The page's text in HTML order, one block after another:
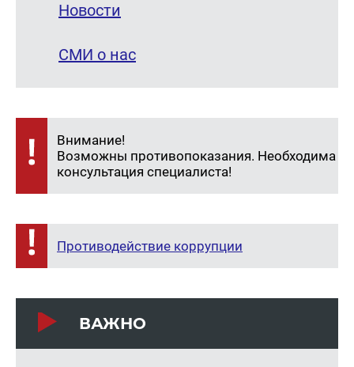
Новости
СМИ о нас
Внимание!
Возможны противопоказания. Необходима
консультация специалиста!
Противодействие коррупции
ВАЖНО